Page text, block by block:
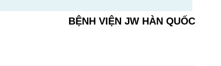
BỆNH VIỆN JW HÀN QUỐC